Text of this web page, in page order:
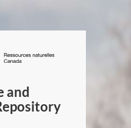
/
Canada
and